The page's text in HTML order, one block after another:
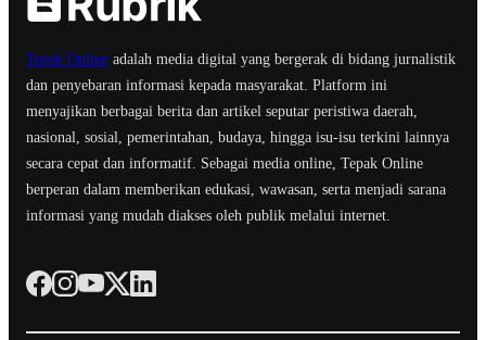
Tepak Online adalah media digital yang bergerak di bidang jurnalistik
dan penyebaran informasi kepada masyarakat. Platform ini
menyajikan berbagai berita dan artikel seputar peristiwa daerah,
nasional, sosial, pemerintahan, budaya, hingga isu-isu terkini lainnya
secara cepat dan informatif. Sebagai media online, Tepak Online
berperan dalam memberikan edukasi, wawasan, serta menjadi sarana
informasi yang mudah diakses oleh publik melalui internet.